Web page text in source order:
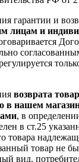
гарантии и
лицам и
возврата
в нашем
, в
в ст.25
товара
товар не
вид,